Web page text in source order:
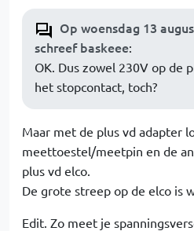
Op woensdag 13
schreef baskeee:
OK. Dus zowel 230V op de
het stopcontact, toch?
Maar met de plus vd adapter
meettoestel/meetpin en de
plus vd elco.
De grote streep op de elco is
Edit. Zo meet je